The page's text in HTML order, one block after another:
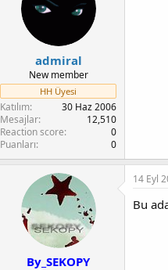
l
a
t
a
n
a
ı
ç
t
a
r
h
admiral
New member
HH Üyesi
Katılım
30 Haz 2006
Mesajlar
12,510
Reaction score
0
Puanları
0
By_SEKOPY
14 Eyl
Bu